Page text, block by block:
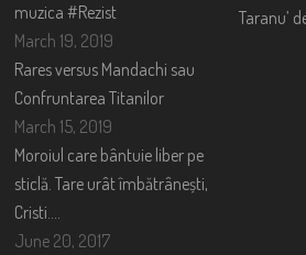
muzica #Rezist
March 19, 2019
Rares versus Mandachi sau
Confruntarea Titanilor
March 15, 2019
Moroiul care bântuie liber pe
sticlă. Tare urât îmbătrânești,
Cristi….
June 20, 2017
Taranu’